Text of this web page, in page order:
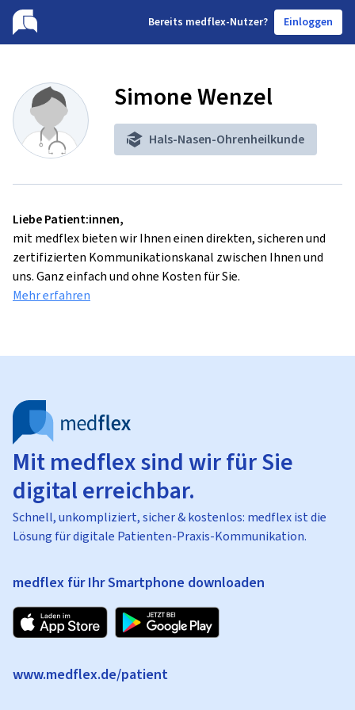
Bereits medflex-Nutzer? Einloggen
Simone Wenzel
Hals-Nasen-Ohrenheilkunde
Liebe Patient:innen,
mit medflex bieten wir Ihnen einen direkten, sicheren und
zertifizierten Kommunikationskanal zwischen Ihnen und
uns. Ganz einfach und ohne Kosten für Sie.
Mehr erfahren
Mit medflex sind wir für Sie
digital erreichbar.
Schnell, unkompliziert, sicher & kostenlos: medflex ist die
Lösung für digitale Patienten-Praxis-Kommunikation.
medflex für Ihr Smartphone downloaden
www.medflex.de/patient